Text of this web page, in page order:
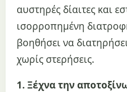
αυστηρές δίαιτες και
ισορροπημένη
βοηθήσει να
χωρίς στερήσεις.
1. Ξέχνα την